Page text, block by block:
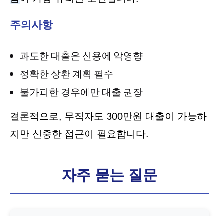
주의사항
과도한 대출은 신용에 악영향
정확한 상환 계획 필수
불가피한 경우에만 대출 권장
결론적으로, 무직자도 300만원 대출이 가능하
지만 신중한 접근이 필요합니다.
자주 묻는 질문